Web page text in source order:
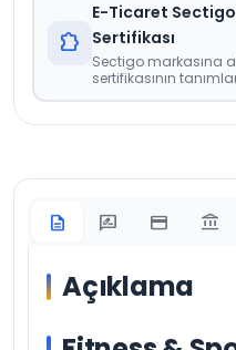
güncellemeleri gibi
genel güncellemeler
destek paketidir.
extension
E-Ticaret Sectigo
Sertifikası
Sectigo markasına
sertifikasının
description rate_review credit_card account_balance
Açıklama